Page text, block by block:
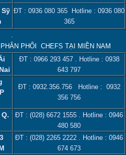
ĐT : 0936 080 365 Hotline : 0936 080
365
PHỐI CHEFS TẠI MIỀN NAM
ĐT : 0966 293 457. Hotline : 0938
643 797
ĐT : 0932.356.756Hotline : 0932
356 756
ĐT : (028) 6672 1555 . Hotline : 0946
480 580
ĐT : (028) 2265 2222 . Hotline : 0946
674 673